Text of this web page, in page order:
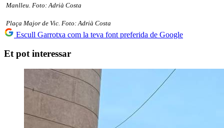
Manlleu. Foto: Adrià Costa
Plaça Major de Vic. Foto: Adrià Costa
Escull Garrotxa com la teva font preferida de Google
Et pot interessar